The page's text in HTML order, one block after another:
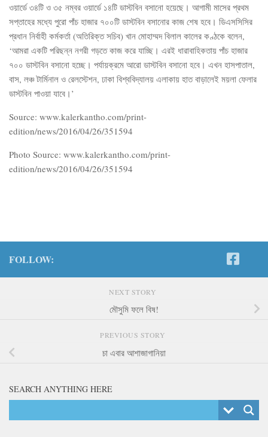
ওয়ার্ডে ৩৪টি ও ৩৫ নম্বর ওয়ার্ডে ১৪টি ডাস্টবিন বসানো হয়েছে। আগামী মাসের প্রথম
সপ্তাহের মধ্যে পুরো পাঁচ হাজার ৭০০টি ডাস্টবিন বসানোর কাজ শেষ হবে। ডিএসসিসির
প্রধান নির্বাহী কর্মকর্তা (অতিরিক্ত সচিব) খান মোহাম্মদ বিলাল কালের কণ্ঠকে বলেন,
‘আমরা একটি পরিছন্ন নগরী গড়তে কাজ করে যাচ্ছি। এরই ধারাবাহিকতায় পাঁচ হাজার
৭০০ ডাস্টবিন বসানো হচ্ছে। পর্যায়ক্রমে আরো ডাস্টবিন বসানো হবে। এখন হাসপাতাল,
বাস, লঞ্চ টার্মিনাল ও রেলস্টেশন, ঢাকা বিশ্ববিদ্যালয় এলাকায় হাত বাড়ালেই ময়লা ফেলার
ডাস্টবিন পাওয়া যাবে।’
Source: www.kalerkantho.com/print-
edition/news/2016/04/26/351594
Photo Source: www.kalerkantho.com/print-
edition/news/2016/04/26/351594
FOLLOW:
NEXT STORY
মৌসুমি ফলে বিষ!
PREVIOUS STORY
চা এবার আশাজাগানিয়া
SEARCH ANYTHING HERE